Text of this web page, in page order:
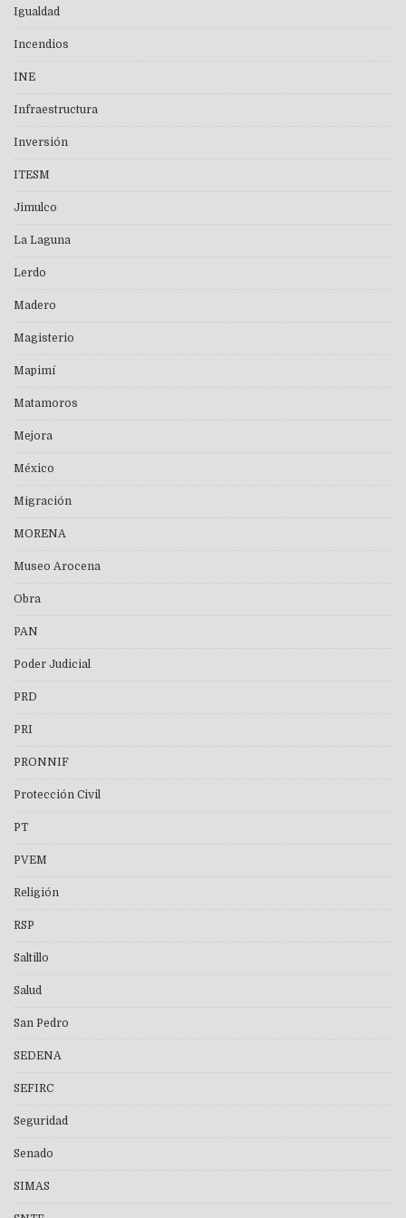
Igualdad
Incendios
INE
Infraestructura
Inversión
ITESM
Jimulco
La Laguna
Lerdo
Madero
Magisterio
Mapimí
Matamoros
Mejora
México
Migración
MORENA
Museo Arocena
Obra
PAN
Poder Judicial
PRD
PRI
PRONNIF
Protección Civil
PT
PVEM
Religión
RSP
Saltillo
Salud
San Pedro
SEDENA
SEFIRC
Seguridad
Senado
SIMAS